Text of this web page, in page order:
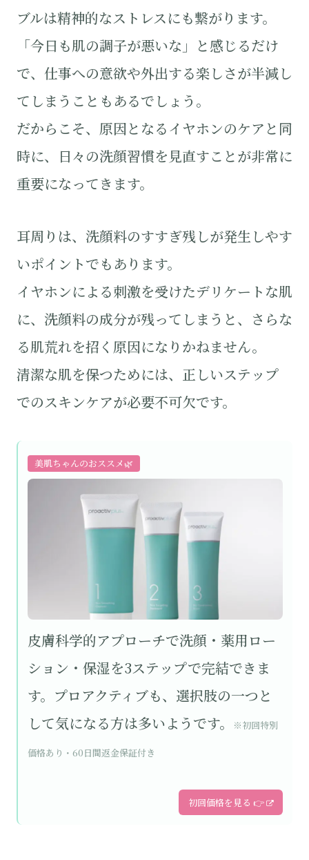
ブルは精神的なストレスにも繋がります。
「今日も肌の調子が悪いな」と感じるだけ
で、仕事への意欲や外出する楽しさが半減し
てしまうこともあるでしょう。
だからこそ、原因となるイヤホンのケアと同
時に、日々の洗顔習慣を見直すことが非常に
重要になってきます。
耳周りは、洗顔料のすすぎ残しが発生しやす
いポイントでもあります。
イヤホンによる刺激を受けたデリケートな肌
に、洗顔料の成分が残ってしまうと、さらな
る肌荒れを招く原因になりかねません。
清潔な肌を保つためには、正しいステップ
でのスキンケアが必要不可欠です。
美肌ちゃんのおススメ🌿
皮膚科学的アプローチで洗顔・薬用ロー
ション・保湿を3ステップで完結できま
す。プロアクティブも、選択肢の一つと
して気になる方は多いようです。
※初回特別
価格あり・60日間返金保証付き
初回価格を見る 👉